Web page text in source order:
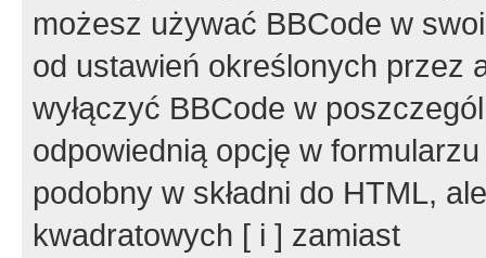
możesz używać BBCode w
od ustawień określonych przez
wyłączyć BBCode w
odpowiednią opcję w
podobny w składni do HTML,
kwadratowych [ i ] zamiast